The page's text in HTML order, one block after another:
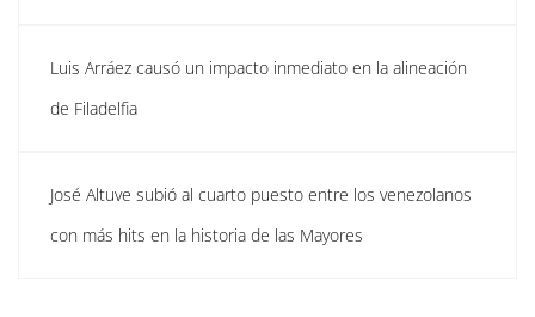
Luis Arráez causó un impacto inmediato en la alineación
de Filadelfia
José Altuve subió al cuarto puesto entre los venezolanos
con más hits en la historia de las Mayores